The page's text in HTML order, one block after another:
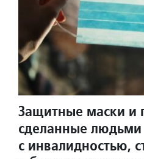
Защитные маски и
сделанные людьми
с инвалидностью,